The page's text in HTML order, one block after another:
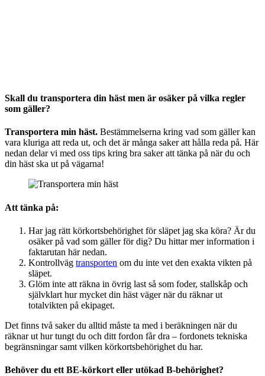
Skall du transportera din häst men är osäker på vilka regler
som gäller?
Transportera min häst. Bestämmelserna kring vad som gäller kan
vara kluriga att reda ut, och det är många saker att hålla reda på. Här
nedan delar vi med oss tips kring bra saker att tänka på när du och
din häst ska ut på vägarna!
Att tänka på:
Har jag rätt körkortsbehörighet för släpet jag ska köra? Är du
osäker på vad som gäller för dig? Du hittar mer information i
faktarutan här nedan.
Kontrollväg transporten om du inte vet den exakta vikten på
släpet.
Glöm inte att räkna in övrig last så som foder, stallskåp och
självklart hur mycket din häst väger när du räknar ut
totalvikten på ekipaget.
Det finns två saker du alltid måste ta med i beräkningen när du
räknar ut hur tungt du och ditt fordon får dra – fordonets tekniska
begränsningar samt vilken körkortsbehörighet du har.
Behöver du ett BE-körkort eller utökad B-behörighet?